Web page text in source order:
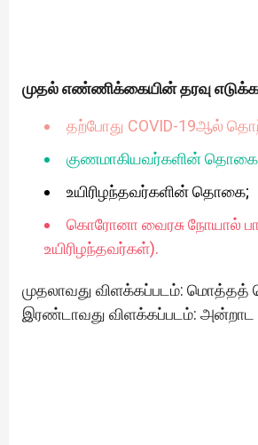
முதல் எண்ணிக்கையின் தரவு
தற்போது COVID-19ஆல்
குணமாகியவர்களின்
உயிரிழந்தவர்களின் தொகை;
கொரோனா வைரசு நோயால்
உயிரிழந்தவர்கள்).
முதலாவது விளக்கப்படம்:
இரண்டாவது விளக்கப்படம்: